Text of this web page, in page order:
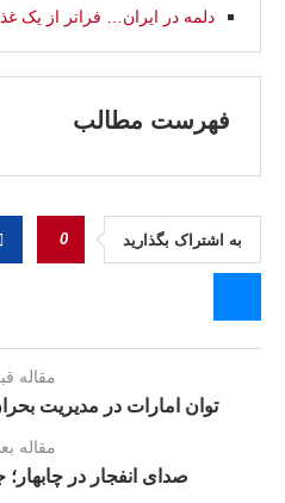
دلمه در ایران… فراتر از یک
فهرست مطالب
به اشتراک بگذارید 0
مقاله
توان امارات در مدیریت
مقاله
صدای انفجار در